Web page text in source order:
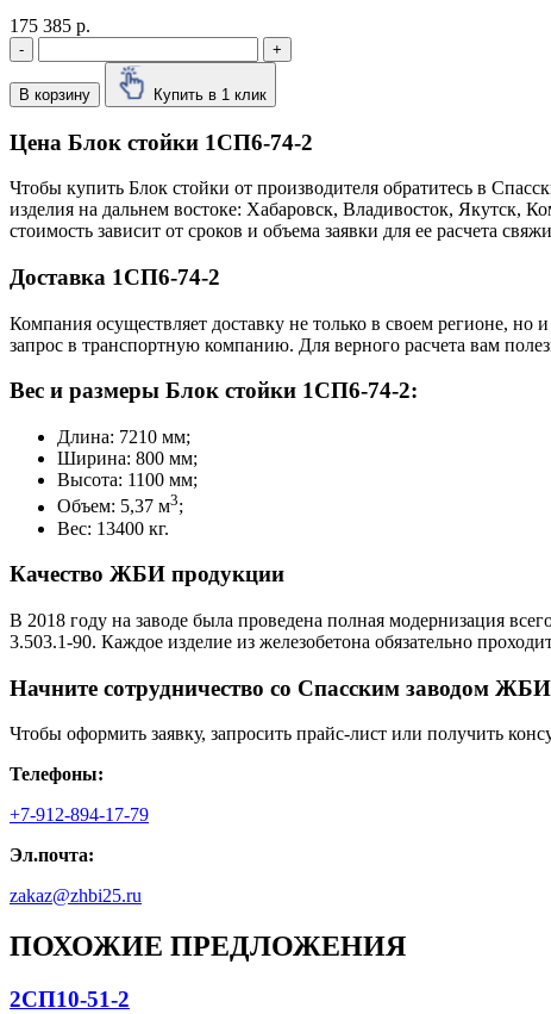
175 385 р.
- +
В корзину Купить в 1 клик
Цена Блок стойки 1СП6-74-2
Чтобы купить Блок стойки от производителя обратитесь в
изделия на дальнем востоке: Хабаровск, Владивосток,
стоимость зависит от сроков и объема заявки для ее расчета
Доставка 1СП6-74-2
Компания осуществляет доставку не только в своем регионе, но
запрос в транспортную компанию. Для верного расчета вам
Вес и размеры Блок стойки 1СП6-74-2:
Длина: 7210 мм;
Ширина: 800 мм;
Высота: 1100 мм;
Объем: 5,37 м3;
Вес: 13400 кг.
Качество ЖБИ продукции
В 2018 году на заводе была проведена полная модернизация
3.503.1-90. Каждое изделие из железобетона обязательно
Начните сотрудничество со Cпасским заводом ЖБИ
Чтобы оформить заявку, запросить прайс-лист или получить
Телефоны:
+7-912-894-17-79
Эл.почта:
zakaz@zhbi25.ru
ПОХОЖИЕ ПРЕДЛОЖЕНИЯ
2СП10-51-2